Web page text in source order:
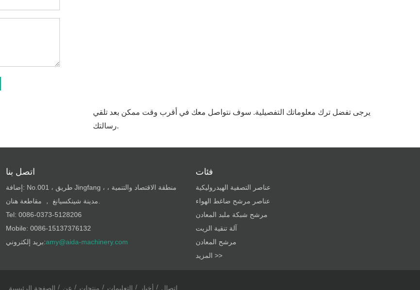
يرجى تفضل ترك معلوماتك التفصيلية. سوف نتواصل معك في أقرب وقت ممكن بعد تلقي
رسالتك.
اتصل بنا
إضافة: No.001 ، طريق Jingfang ، منطقة الاقتصاد والتنمية ،
Tel: 0086-0373-5128206
Mobile: 0086-15137376132
بريد إلكتروني:amy@aida-machinery.com
فئات
عناصر التصفية الهيدروليكية
عناصر مرشح ضاغط الهواء
مرشح شبكة ملبد المعادن
آلة تنقية الزيت
مرشح المعادن
المزيد >>
الصفحة الرئيسية عن منتجات التعليمات أخبار اتصال